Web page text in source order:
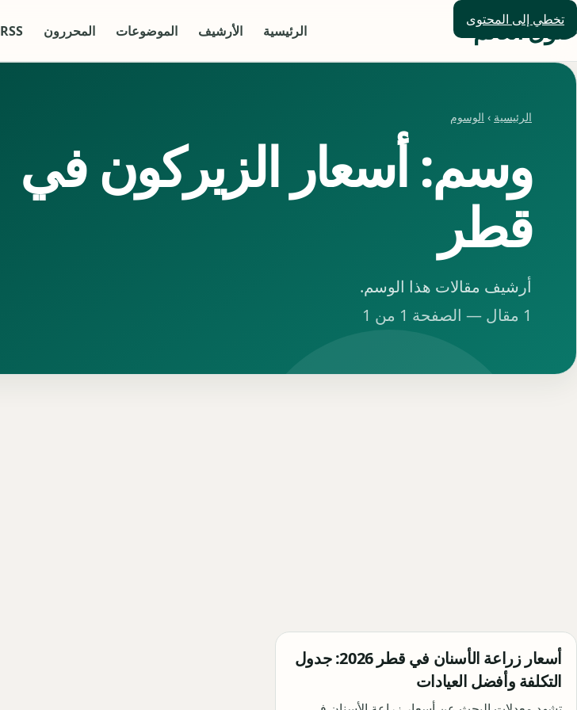
تخطي إلى المحتوى
حلول العالم الرئيسية الأرشيف الموضوعات المحررون RSS
الرئيسية › الوسوم
وسم: أسعار الزيركون في
قطر
أرشيف مقالات هذا الوسم.
1 مقال — الصفحة 1 من 1
أسعار زراعة الأسنان في قطر 2026: جدول
التكلفة وأفضل العيادات